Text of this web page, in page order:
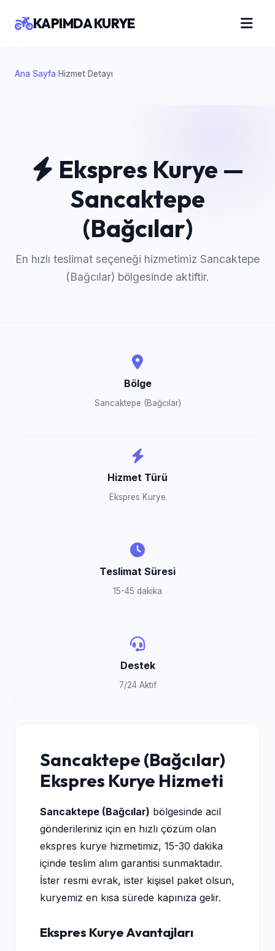
Ana Sayfa/Hizmet Detayı
KAPIMDA KURYE
Ekspres Kurye —
Sancaktepe
(Bağcılar)
En hızlı teslimat seçeneği hizmetimiz Sancaktepe
(Bağcılar) bölgesinde aktiftir.
Bölge
Sancaktepe (Bağcılar)
Hizmet Türü
Ekspres Kurye
Teslimat Süresi
15-45 dakika
Destek
7/24 Aktif
Sancaktepe (Bağcılar)
Ekspres Kurye Hizmeti
Sancaktepe (Bağcılar) bölgesinde acil
gönderileriniz için en hızlı çözüm olan
ekspres kurye hizmetimiz, 15-30 dakika
içinde teslim alım garantisi sunmaktadır.
İster resmi evrak, ister kişisel paket olsun,
kuryemiz en kısa sürede kapınıza gelir.
Ekspres Kurye Avantajları